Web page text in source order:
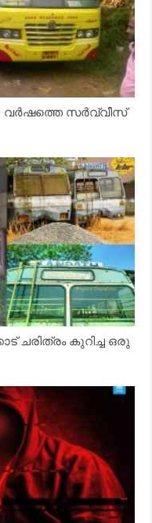
വർഷത്തെ സർവ്വീസ്
ചരിത്രം കുറിച്ച ഒരു